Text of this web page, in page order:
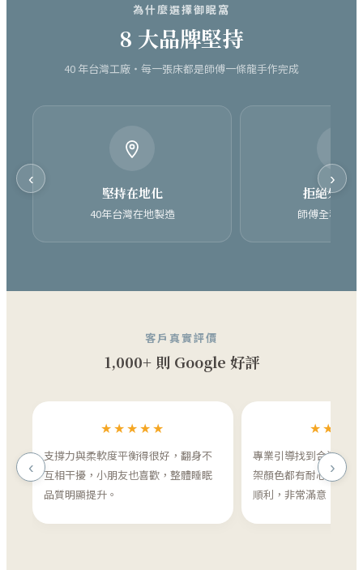
為什麼選擇御眠窩
8 大品牌堅持
40 年台灣工廠・每一張床都是師傅一條龍手作完成
‹ ›
堅持在地化
40年台灣在地製造
拒絕外包
師傅全程親
客戶真實評價
1,000+ 則 Google 好評
‹ ›
★★★★★
支撐力與柔軟度平衡得很好，翻身不
互相干擾，小朋友也喜歡，整體睡眠
品質明顯提升。
專業引導找到合適的床
架顏色都有耐心討論。
順利，非常滿意！